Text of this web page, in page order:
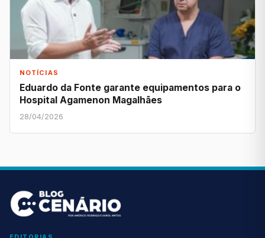
NOTÍCIAS
Eduardo da Fonte garante equipamentos para o
Hospital Agamenon Magalhães
28/04/2026